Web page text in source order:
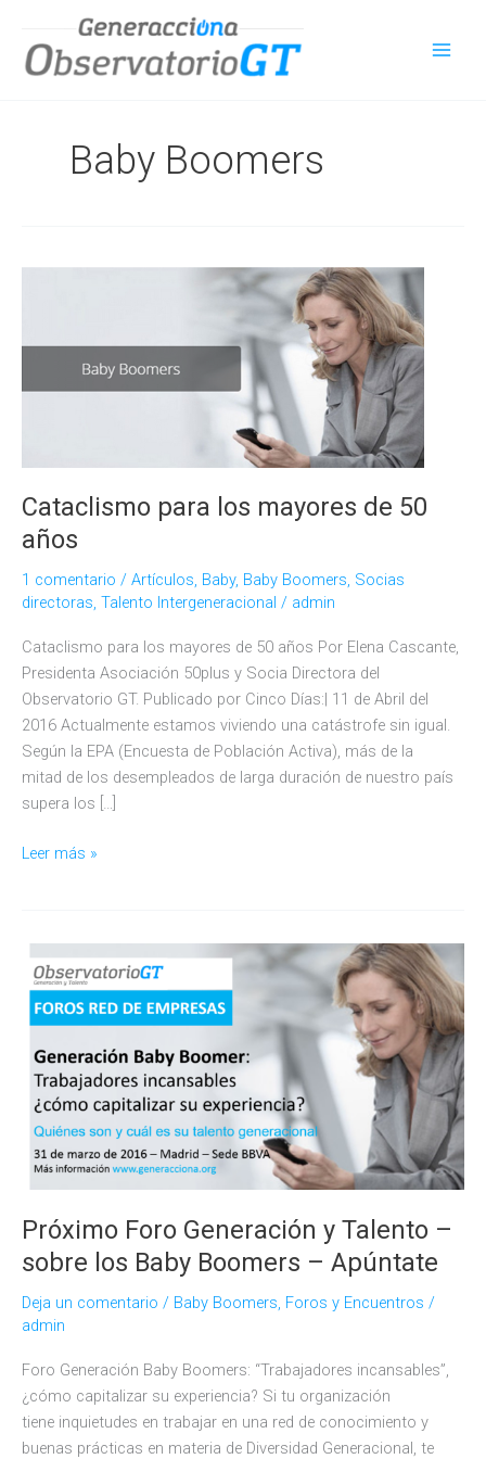
contenido
Baby Boomers
Cataclismo para los mayores de 50
años
1 comentario / Artículos, Baby, Baby Boomers, Socias
directoras, Talento Intergeneracional / admin
Cataclismo para los mayores de 50 años Por Elena Cascante,
Presidenta Asociación 50plus y Socia Directora del
Observatorio GT. Publicado por Cinco Días:| 11 de Abril del
2016 Actualmente estamos viviendo una catástrofe sin igual.
Según la EPA (Encuesta de Población Activa), más de la
mitad de los desempleados de larga duración de nuestro país
supera los […]
Cataclismo
de
50
años
Leer más »
Próximo Foro Generación y Talento –
sobre los Baby Boomers – Apúntate
Deja un comentario / Baby Boomers, Foros y Encuentros /
admin
Foro Generación Baby Boomers: “Trabajadores incansables”,
¿cómo capitalizar su experiencia? Si tu organización
tiene inquietudes en trabajar en una red de conocimiento y
buenas prácticas en materia de Diversidad Generacional, te